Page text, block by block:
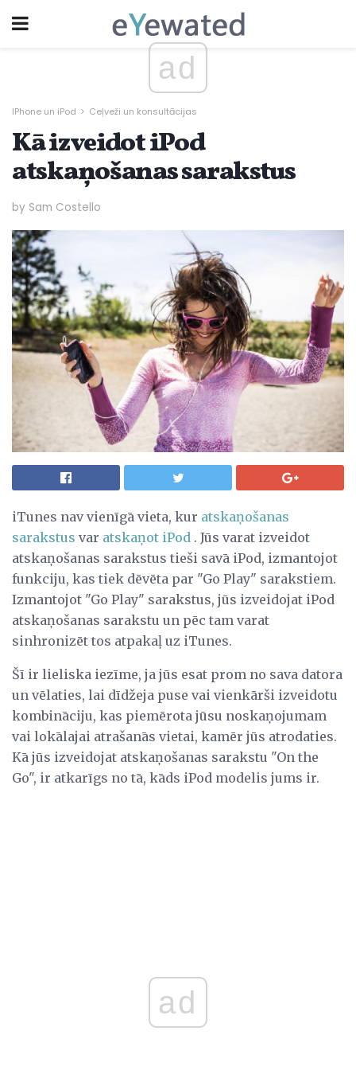
ad
IPhone un iPod Ceļveži un konsultācijas
Kā izveidot iPod
atskaņošanas sarakstus
by Sam Costello
iTunes nav vienīgā vieta, kur atskaņošanas
sarakstus var atskaņot iPod . Jūs varat izveidot
atskaņošanas sarakstus tieši savā iPod, izmantojot
funkciju, kas tiek dēvēta par "Go Play" sarakstiem.
Izmantojot "Go Play" sarakstus, jūs izveidojat iPod
atskaņošanas sarakstu un pēc tam varat
sinhronizēt tos atpakaļ uz iTunes.
Šī ir lieliska iezīme, ja jūs esat prom no sava datora
un vēlaties, lai dīdžeja puse vai vienkārši izveidotu
kombināciju, kas piemērota jūsu noskaņojumam
vai lokālajai atrašanās vietai, kamēr jūs atrodaties.
Kā jūs izveidojat atskaņošanas sarakstu "On the
Go", ir atkarīgs no tā, kāds iPod modelis jums ir.
ad